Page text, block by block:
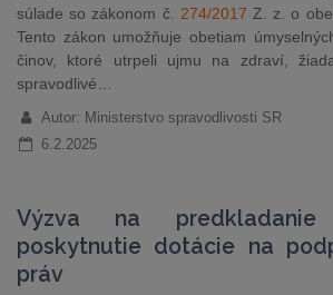
súlade so zákonom č. 274/2017 Z. z. o
Tento zákon umožňuje obetiam
činov, ktoré utrpeli ujmu na zdraví,
spravodlivé…
Autor: Ministerstvo spravodlivosti SR
6.2.2025
Výzva na
poskytnutie dotácie na
práv